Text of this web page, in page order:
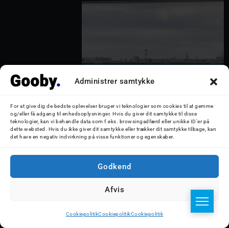
Administrer samtykke
For at give dig de bedste oplevelser bruger vi teknologier som cookies til at gemme
og/eller få adgang til enhedsoplysninger. Hvis du giver dit samtykke til disse
teknologier, kan vi behandle data som f.eks. browsingadfærd eller unikke ID'er på
dette websted. Hvis du ikke giver dit samtykke eller trækker dit samtykke tilbage, kan
det have en negativ indvirkning på visse funktioner og egenskaber.
Godkend
Afvis
CookiepolitikCookiepolitikCookiepolitik
Storebælt d. 11. oktober 2025. Foto: